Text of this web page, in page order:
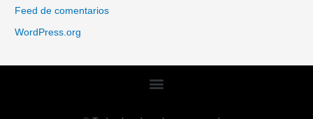
Feed de comentarios
WordPress.org